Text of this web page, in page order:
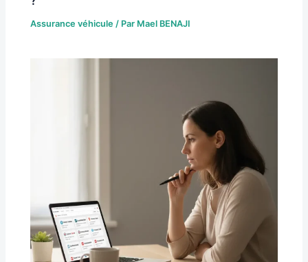
Assurance véhicule / Par Mael BENAJI